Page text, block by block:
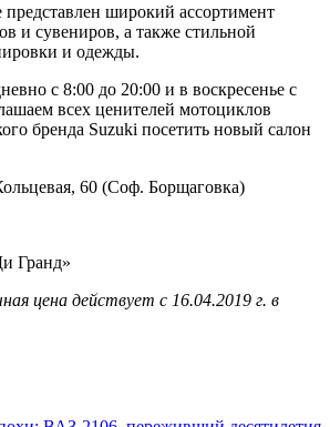
представлен широкий ассортимент
и сувениров, а также стильной
и одежды.
с 8:00 до 20:00 и в воскресенье с
всех ценителей мотоциклов
бренда Suzuki посетить новый салон
60 (Соф. Борщаговка)
Гранд»
цена действует с 16.04.2019 г. в